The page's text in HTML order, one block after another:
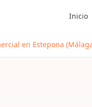
Inicio
en Estepona